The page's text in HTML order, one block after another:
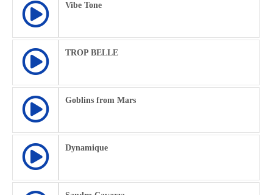
Vibe Tone
TROP BELLE
Goblins from Mars
Dynamique